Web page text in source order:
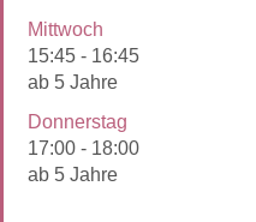
Mittwoch
15:45 - 16:45
ab 5 Jahre
Donnerstag
17:00 - 18:00
ab 5 Jahre